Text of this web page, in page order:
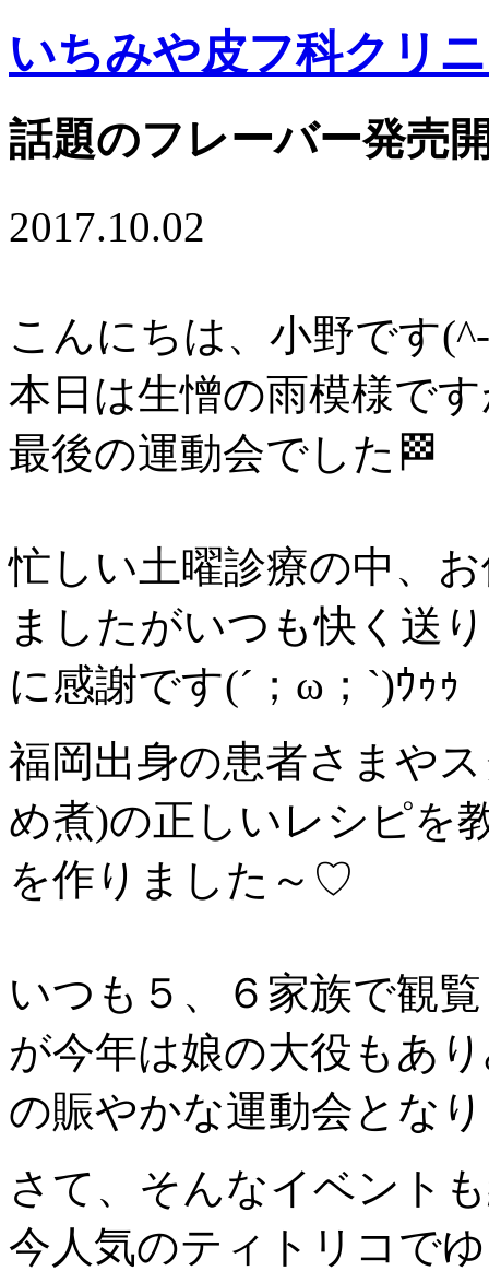
いちみや皮フ科クリ
話題のフレーバー発売
2017.10.02
こんにちは、小野です
本日は生憎の雨模様で
最後の運動会でした🏁
忙しい土曜診療の中、
ましたがいつも快く送
に感謝です(´；ω；`)ｳｩｩ
福岡出身の患者さまや
め煮)の正しいレシピを
を作りました～♡
いつも５、６家族で観
が今年は娘の大役もあ
の賑やかな運動会とな
さて、そんなイベント
今人気のティトリコで